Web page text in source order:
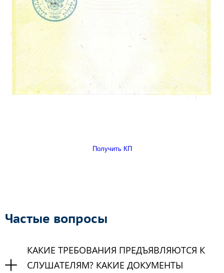
Получить КП
Частые вопросы
КАКИЕ ТРЕБОВАНИЯ ПРЕДЪЯВЛЯЮТСЯ К
СЛУШАТЕЛЯМ? КАКИЕ ДОКУМЕНТЫ